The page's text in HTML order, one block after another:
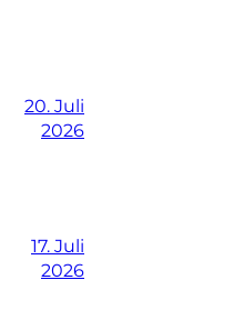
20. Juli
2026
17. Juli
2026